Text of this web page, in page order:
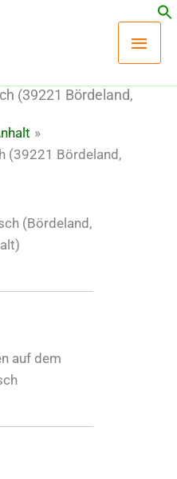
(39221 Bördeland,
(39221 Bördeland,
(Bördeland,
auf dem